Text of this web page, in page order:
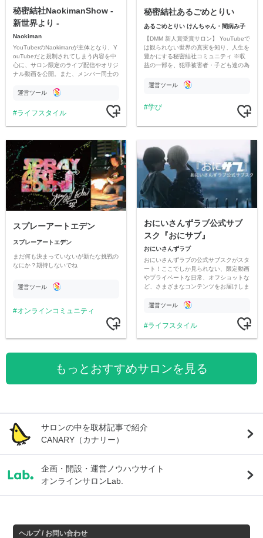
秘密結社NaokimanShow -
新世界より -
Naokiman
YouTuberのNaokimanが主体となり、Y
ouTubeだと規制されてしまう内容を中
心に、サロン限定のライブ配信やオリジ
ナル動画を公開。また、メンバー同士の
ただいています。
運営ツール
ライフスタイル
秘密結社あるごめとりい
あるごめとりい けんちゃん・闇病み子
【DMM 新人賞受賞サロン】 YouTubeで
は観られない世界の真実を知り、人生を
豊かにする秘密結社コミュニティ ※収
益の一部を、犯罪被害者・子ども達の為
す運営ツール
学び
スプレーアートエデン
スプレーアートエデン
まだ何も決まっていないが新たな挑戦の
なにか？期待しないでね
運営ツール
オンラインコミュニティ
おにいさんずラブ公式サブ
スク『おにサブ』
おにいさんずラブ
おにいさんずラブの公式サブスクがスタ
ート！ここでしか見られない、限定動画
やプライベートな日常、オフショットな
ど、さまざまなコンテンツをお届けしま
運営ツール
ライフスタイル
もっとおすすめサロンを見る
サロンの中を取材記事で紹介
CANARY（カナリー）
企画・開設・運営ノウハウサイト
オンラインサロンLab.
ヘルプ / お問い合わせ